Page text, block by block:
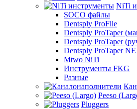
NiTi
SOCO файлы
Dentsply ProFile
Dentsply ProTaper
Dentsply ProTaper
Dentsply ProTaper
Mtwo NiTi
Инструменты FKG
Разные
Peeso
Pluggers